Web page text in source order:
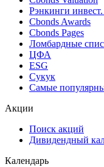
Рэнкинги
Cbonds Awards
Cbonds Pages
Ломбардные
ЦФА
ESG
Сукук
Самые
Акции
Поиск акций
Дивидендный
Календарь